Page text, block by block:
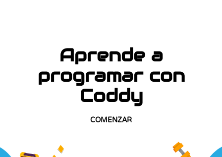
Aprende a
programar con
Coddy
COMENZAR